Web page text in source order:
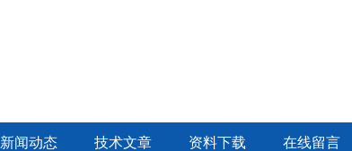
新闻动态 技术文章 资料下载 在线留言